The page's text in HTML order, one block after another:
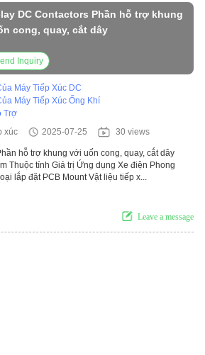
DC Contactors Phần hỗ trợ khung
cong, quay, cắt dây
Inquiry
Máy Tiếp Xúc DC
Máy Tiếp Xúc Ống Khí
Trợ
xúc
2025-07-25 30 views
hỗ trợ khung với uốn cong, quay, cắt dây
Thuộc tính Giá trị Ứng dụng Xe điện Phong
lắp đặt PCB Mount Vật liệu tiếp x...
Leave a message